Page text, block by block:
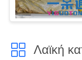
Λαϊκή